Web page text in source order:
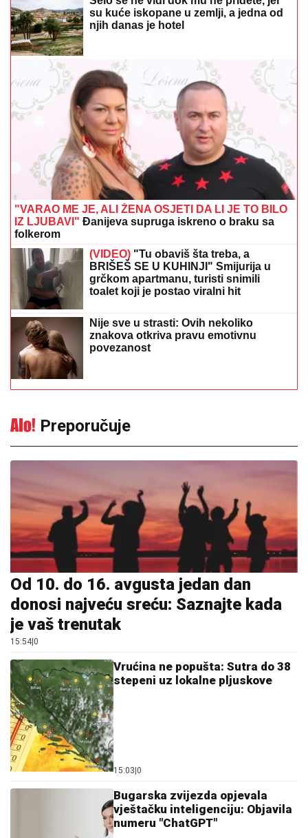
su kuće iskopane u zemlji, a jedna od
njih danas je hotel
"VARAO ME JE, ALI ŽENA OSJETI DA LI JE TO BILO
IZ LJUBAVI" Đanijeva supruga iskreno o braku sa
folkerom
(VIDEO) "Tu obaviš šta treba, a
BRIŠEŠ SE U KUHINJI" Smijurija u
grčkom apartmanu, turisti snimili
toalet koji je postao viralni hit
Nije sve u strasti: Ovih nekoliko
znakova otkriva pravu emotivnu
povezanost
Preporučuje
Od 10. do 16. avgusta jedan dan
donosi najveću sreću: Saznajte kada
je vaš trenutak
15:54|0
Vrućina ne popušta: Sutra do 38
stepeni uz lokalne pljuskove
15:03|0
Bugarska zvijezda opjevala
vještačku inteligenciju: Objavila
numeru "ChatGPT"